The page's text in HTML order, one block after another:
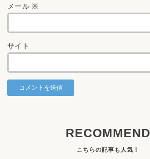
メール ※
サイト
RECOMMEND